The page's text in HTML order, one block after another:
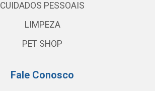
CUIDADOS PESSOAIS
LIMPEZA
PET SHOP
Fale Conosco